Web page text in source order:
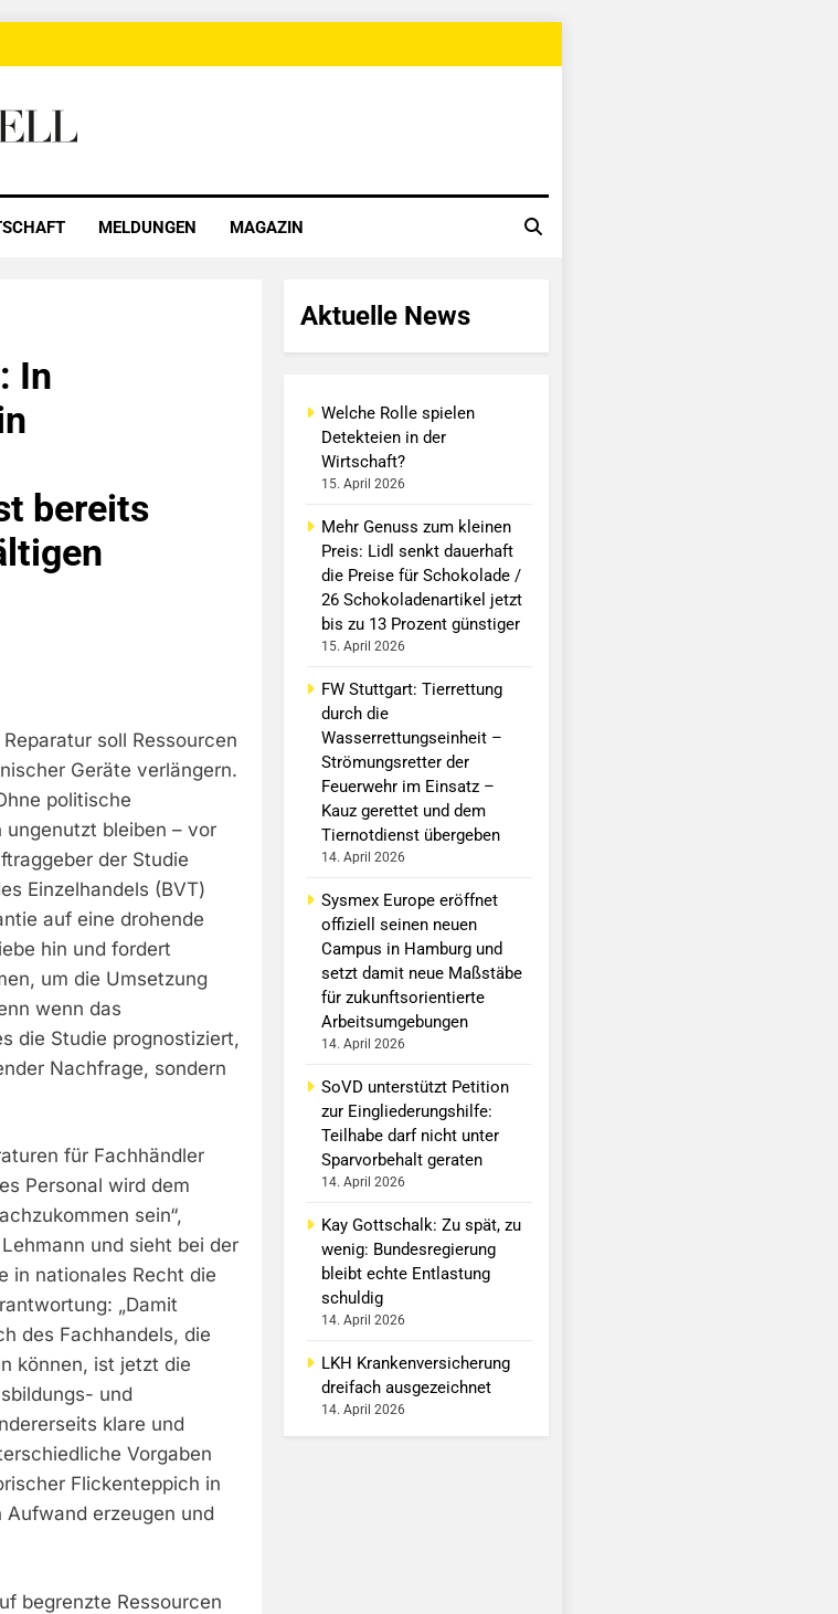
MELDUNGEN MAGAZIN
In
bereits
soll Ressourcen
Geräte verlängern.
politische
bleiben – vor
der Studie
Einzelhandels (BVT)
auf eine drohende
hin und fordert
um die Umsetzung
wenn das
die Studie prognostiziert,
Nachfrage, sondern
für Fachhändler
Personal wird dem
sein“,
und sieht bei der
in nationales Recht die
„Damit
des Fachhandels, die
können, ist jetzt die
und
klare und
Vorgaben
Flickenteppich in
erzeugen und
begrenzte Ressourcen
Aktuelle News
Welche Rolle spielen
Detekteien in der
Wirtschaft?
15. April 2026
Mehr Genuss zum kleinen
Preis: Lidl senkt dauerhaft
die Preise für Schokolade /
26 Schokoladenartikel jetzt
bis zu 13 Prozent günstiger
15. April 2026
FW Stuttgart: Tierrettung
durch die
Wasserrettungseinheit –
Strömungsretter der
Feuerwehr im Einsatz –
Kauz gerettet und dem
Tiernotdienst übergeben
14. April 2026
Sysmex Europe eröffnet
offiziell seinen neuen
Campus in Hamburg und
setzt damit neue Maßstäbe
für zukunftsorientierte
Arbeitsumgebungen
14. April 2026
SoVD unterstützt Petition
zur Eingliederungshilfe:
Teilhabe darf nicht unter
Sparvorbehalt geraten
14. April 2026
Kay Gottschalk: Zu spät, zu
wenig: Bundesregierung
bleibt echte Entlastung
schuldig
14. April 2026
LKH Krankenversicherung
dreifach ausgezeichnet
14. April 2026